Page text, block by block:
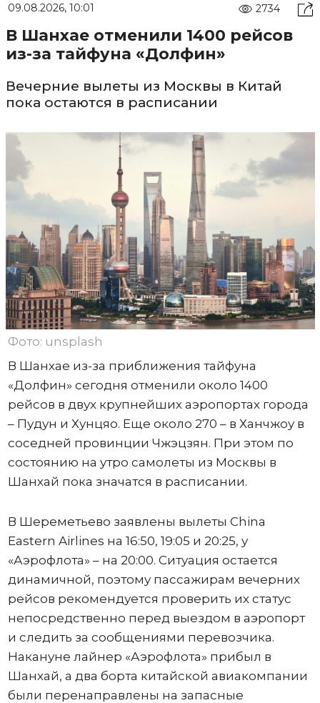
09.08.2026, 10:01 2734
В Шанхае отменили 1400 рейсов
из-за тайфуна «Долфин»
Вечерние вылеты из Москвы в Китай
пока остаются в расписании
Фото: unsplash
В Шанхае из-за приближения тайфуна
«Долфин» сегодня отменили около 1400
рейсов в двух крупнейших аэропортах города
– Пудун и Хунцяо. Еще около 270 – в Ханчжоу в
соседней провинции Чжэцзян. При этом по
состоянию на утро самолеты из Москвы в
Шанхай пока значатся в расписании.
В Шереметьево заявлены вылеты China
Eastern Airlines на 16:50, 19:05 и 20:25, у
«Аэрофлота» – на 20:00. Ситуация остается
динамичной, поэтому пассажирам вечерних
рейсов рекомендуется проверить их статус
непосредственно перед выездом в аэропорт
и следить за сообщениями перевозчика.
Накануне лайнер «Аэрофлота» прибыл в
Шанхай, а два борта китайской авиакомпании
были перенаправлены на запасные